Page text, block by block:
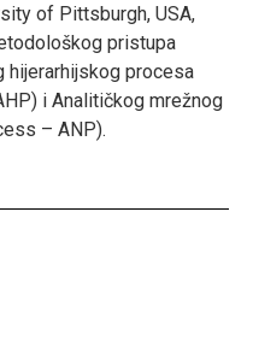
of Pittsburgh, USA,
pristupa
hijerarhijskog procesa
i Analitičkog mrežnog
– ANP).